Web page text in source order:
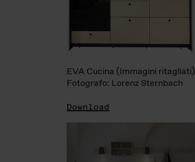
EVA Cucina (Immagini ritagliati)
Fotografo: Lorenz Sternbach
Download